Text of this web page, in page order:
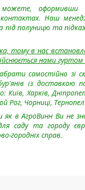
оформивши
Наш
полуницю та
тому в нас
нами гуртом
самостійно зі
із доставкою
Харків,
Чорниці,
в АгроВинн Ви не
саду та городу
городніх справ.